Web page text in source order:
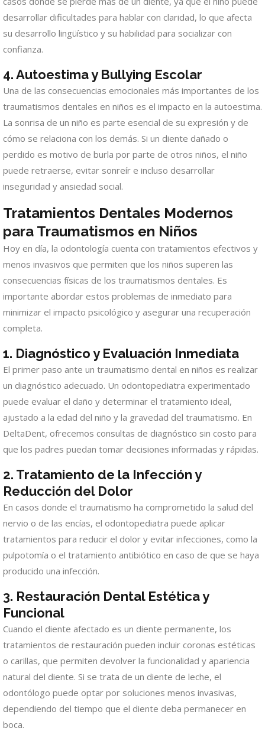
desarrollar dificultades para hablar con claridad, lo que afecta
su desarrollo lingüístico y su habilidad para socializar con
confianza.
4.Autoestima y Bullying Escolar
Una de las consecuencias emocionales más importantes de los
traumatismos dentales en niños es el impacto en la autoestima.
La sonrisa de un niño es parte esencial de su expresión y de
cómo se relaciona con los demás. Si un diente dañado o
perdido es motivo de burla por parte de otros niños, el niño
puede retraerse, evitar sonreír e incluso desarrollar
inseguridad y ansiedad social.
Tratamientos Dentales Modernos
para Traumatismos en Niños
Hoy en día, la odontología cuenta con tratamientos efectivos y
menos invasivos que permiten que los niños superen las
consecuencias físicas de los traumatismos dentales. Es
importante abordar estos problemas de inmediato para
minimizar el impacto psicológico y asegurar una recuperación
completa.
1. Diagnóstico y Evaluación Inmediata
El primer paso ante un traumatismo dental en niños es realizar
un diagnóstico adecuado. Un odontopediatra experimentado
puede evaluar el daño y determinar el tratamiento ideal,
ajustado a la edad del niño y la gravedad del traumatismo. En
DeltaDent, ofrecemos consultas de diagnóstico sin costo para
que los padres puedan tomar decisiones informadas y rápidas.
2. Tratamiento de la Infección y
Reducción del Dolor
En casos donde el traumatismo ha comprometido la salud del
nervio o de las encías, el odontopediatra puede aplicar
tratamientos para reducir el dolor y evitar infecciones, como la
pulpotomía o el tratamiento antibiótico en caso de que se haya
producido una infección.
3. Restauración Dental Estética y
Funcional
Cuando el diente afectado es un diente permanente, los
tratamientos de restauración pueden incluir coronas estéticas
o carillas, que permiten devolver la funcionalidad y apariencia
natural del diente. Si se trata de un diente de leche, el
odontólogo puede optar por soluciones menos invasivas,
dependiendo del tiempo que el diente deba permanecer en
boca.